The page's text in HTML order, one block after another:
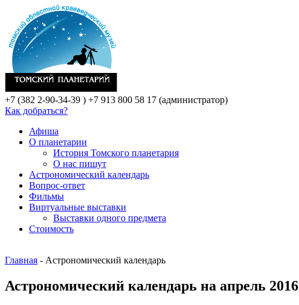
+7 (382 2-90-34-39 ) +7 913 800 58 17 (администратор)
Как добраться?
Афиша
О планетарии
История Томского планетария
О нас пишут
Астрономический календарь
Вопрос-ответ
Фильмы
Виртуальные выставки
Выставки одного предмета
Стоимость
Главная - Астрономический календарь
Астрономический календарь на апрель 2016